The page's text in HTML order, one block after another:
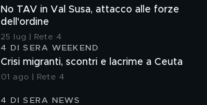
No TAV in Val Susa, attacco alle forze
dell'ordine
25 lug | Rete 4
4 DI SERA WEEKEND
Crisi migranti, scontri e lacrime a Ceuta
01 ago | Rete 4
4 DI SERA NEWS